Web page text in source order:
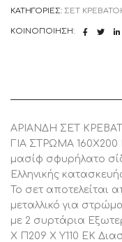
ΤΕΜ
ΜΕΤΑΛΛΟ
Τεμάχιο
ΚΑΤΗΓΟΡΊΕΣ: ΣΕΤ
ΚΟΙΝΟΠΟΊΗΣΗ:
ΑΡΙΑΝΔΗ ΣΕΤ
ΓΙΑ ΣΤΡΩΜΑ
μασίφ σφυρήλατο
Ελληνικής
Το σετ αποτελείται
μεταλλικό για
με 2 συρτάρια
Χ Π209 Χ Υ110 ΕΚ